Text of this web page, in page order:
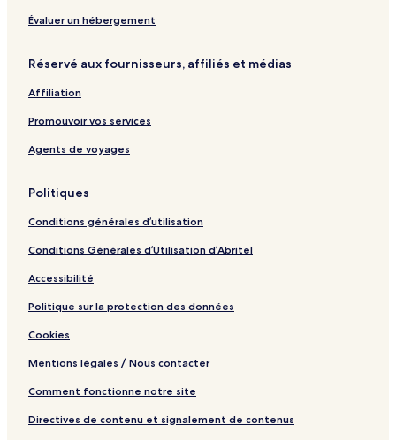
s
d
M
r
,
A
l
r
o
b
o
,
0
1
a
s
2
o
2
0
8
8
e
a
s
o
l
a
r
Évaluer un hébergement
Réservé aux fournisseurs, affiliés et médias
Affiliation
Promouvoir vos services
Agents de voyages
Politiques
Conditions générales d’utilisation
Conditions Générales d’Utilisation d’Abritel
Accessibilité
Politique sur la protection des données
Cookies
Mentions légales / Nous contacter
Comment fonctionne notre site
Directives de contenu et signalement de contenus